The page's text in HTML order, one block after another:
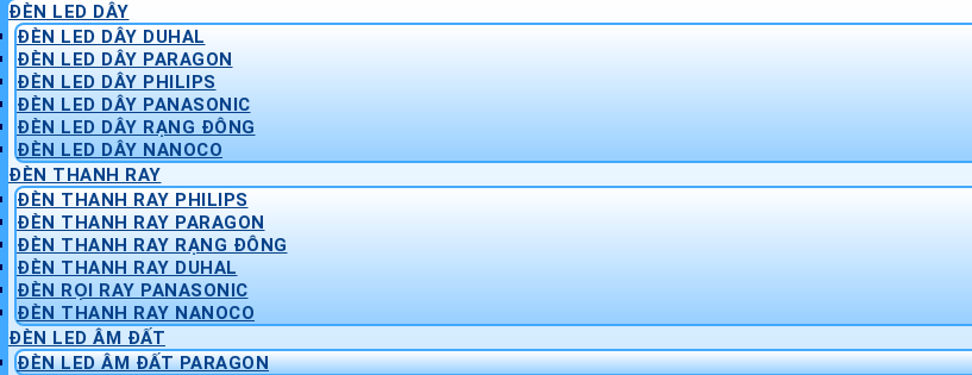
ĐÈN LED DÂY
ĐÈN LED DÂY DUHAL
ĐÈN LED DÂY PARAGON
ĐÈN LED DÂY PHILIPS
ĐÈN LED DÂY PANASONIC
ĐÈN LED DÂY RẠNG ĐÔNG
ĐÈN LED DÂY NANOCO
ĐÈN THANH RAY
ĐÈN THANH RAY PHILIPS
ĐÈN THANH RAY PARAGON
ĐÈN THANH RAY RẠNG ĐÔNG
ĐÈN THANH RAY DUHAL
ĐÈN RỌI RAY PANASONIC
ĐÈN THANH RAY NANOCO
ĐÈN LED ÂM ĐẤT
ĐÈN LED ÂM ĐẤT PARAGON